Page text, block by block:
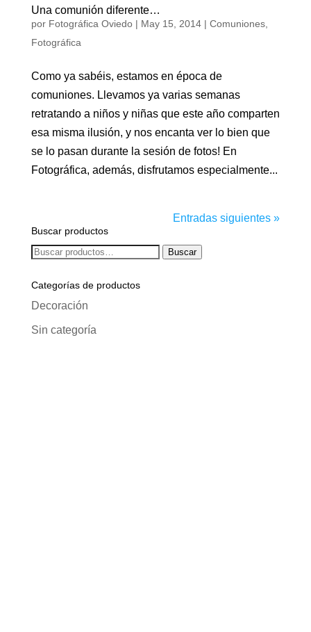
Una comunión diferente…
por Fotográfica Oviedo| May 15, 2014| Comuniones,
Fotográfica
Como ya sabéis, estamos en época de
comuniones. Llevamos ya varias semanas
retratando a niños y niñas que este año comparten
esa misma ilusión, y nos encanta ver lo bien que
se lo pasan durante la sesión de fotos! En
Fotográfica, además, disfrutamos especialmente...
Entradas siguientes »
Buscar productos
Buscar
Buscar
Categorías de productos
Decoración
Sin categoría